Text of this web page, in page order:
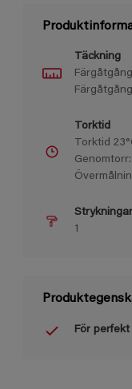
Täckning
Torktid
Torktid
Strykningar
1
För